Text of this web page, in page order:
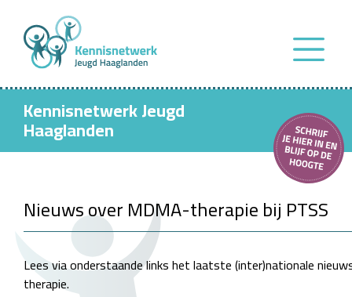
Kennisnetwerk Jeugd
Haaglanden
Nieuws over MDMA-therapie bij PTSS
Lees via onderstaande links het laatste (inter)nationale
therapie.